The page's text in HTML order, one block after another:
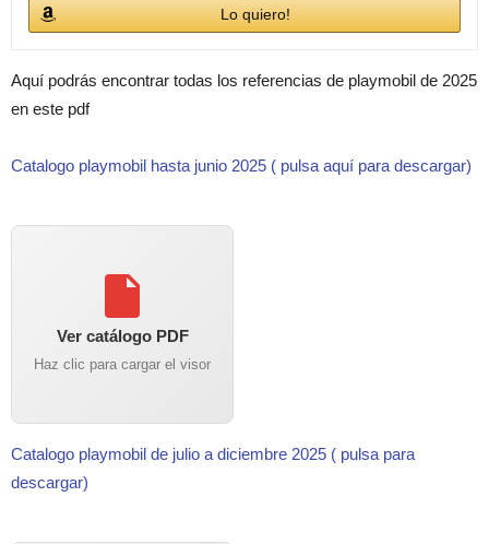
Lo quiero!
Aquí podrás encontrar todas los referencias de playmobil de 2025
en este pdf
Catalogo playmobil hasta junio 2025 ( pulsa aquí para descargar)
Ver catálogo PDF
Haz clic para cargar el visor
Catalogo playmobil de julio a diciembre 2025 ( pulsa para
descargar)